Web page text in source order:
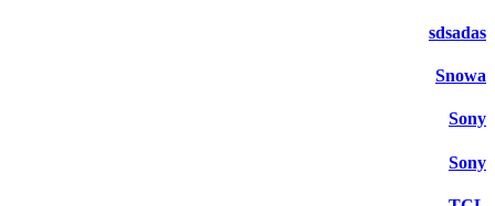
sdsadas
Snowa
Sony
Sony